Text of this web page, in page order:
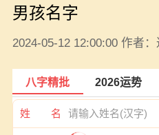
男孩名字
2024-05-12 12:00:00 作者
八字精批 2026运势
姓 名